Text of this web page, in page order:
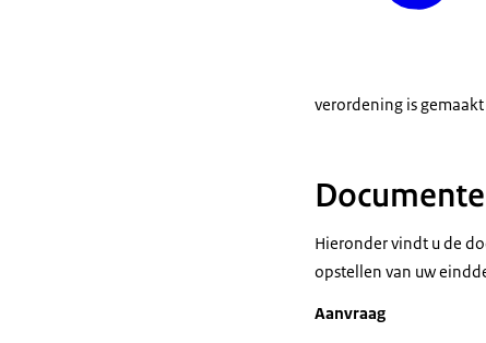
verordening is
Hieronder vindt u de
opstellen van uw
Aanvraag